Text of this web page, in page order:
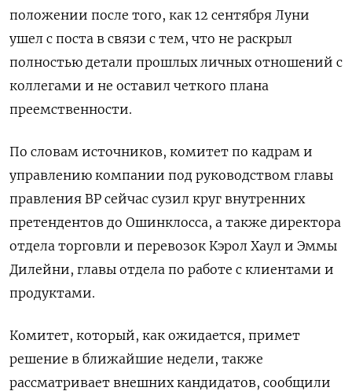
положении после того, как 12 сентября Луни
ушел с поста в связи с тем, что не раскрыл
полностью детали прошлых личных отношений с
коллегами и не оставил четкого плана
преемственности.
По словам источников, комитет по кадрам и
управлению компании под руководством главы
правления BP сейчас сузил круг внутренних
претендентов до Ошинклосса, а также директора
отдела торговли и перевозок Кэрол Хаул и Эммы
Дилейни, главы отдела по работе с клиентами и
продуктами.
Комитет, который, как ожидается, примет
решение в ближайшие недели, также
рассматривает внешних кандидатов, сообщили